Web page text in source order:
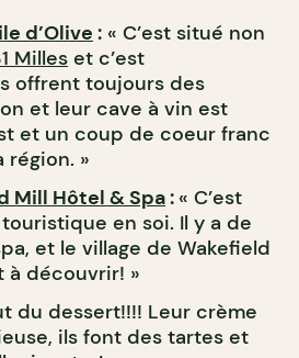
d’Olive : « C’est situé non
Milles et c’est
offrent toujours des
et leur cave à vin est
et un coup de coeur franc
région. »
Mill Hôtel & Spa: « C’est
en soi. Il y a de
et le village de Wakefield
à découvrir! »
du dessert!!!! Leur crème
ils font des tartes et